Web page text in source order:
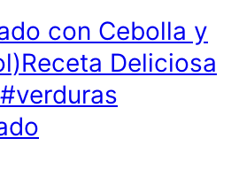
con Cebolla y
Deliciosa